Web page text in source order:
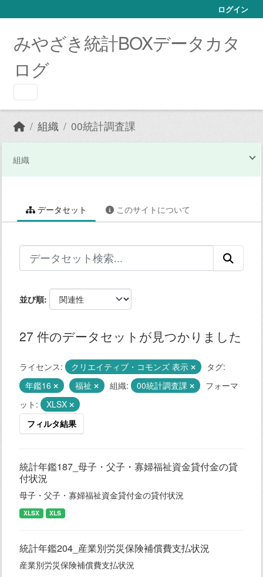
ログイン
みやざき統計BOXデータカタ
ログ
組織 00統計調査課
組織
データセット このサイトについて
並び順
27 件のデータセットが見つかりました
ライセンス: クリエイティブ・コモンズ 表示
タグ:
年鑑16
福祉 組織: 00統計調査課
フォーマ
ット:
XLSX
フィルタ結果
統計年鑑187_母子・父子・寡婦福祉資金貸付金の貸
付状況
母子・父子・寡婦福祉資金貸付金の貸付状況
XLSX XLS
統計年鑑204_産業別労災保険補償費支払状況
産業別労災保険補償費支払状況